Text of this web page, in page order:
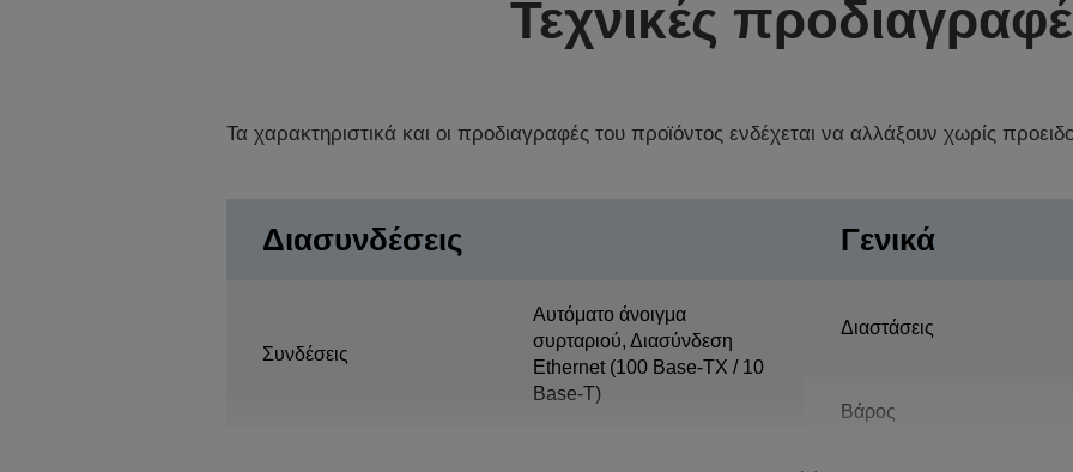
Τεχνικές
Τα χαρακτηριστικά και οι προδιαγραφές του προϊόντος ενδέχεται να αλλάξουν χωρίς
Διασυνδέσεις
Συνδέσεις
Αυτόματο άνοιγμα
συρταριού, Διασύνδεση
Ethernet (100 Base-TX / 10
Base-T)
Γενικά
Διαστάσεις
Βάρος